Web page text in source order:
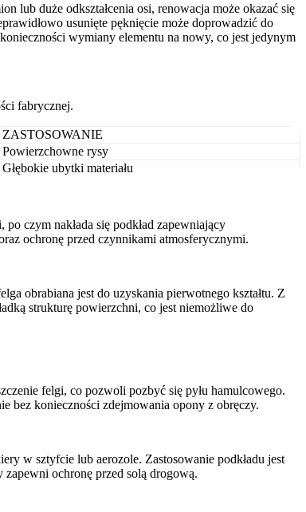
lub duże odkształcenia osi, renowacja może okazać się
usunięte pęknięcie może doprowadzić do
wymiany elementu na nowy, co jest jedynym
fabrycznej.
ZASTOSOWANIE
Powierzchowne rysy
Głębokie ubytki materiału
czym nakłada się podkład zapewniający
ochronę przed czynnikami atmosferycznymi.
obrabiana jest do uzyskania pierwotnego kształtu. Z
strukturę powierzchni, co jest niemożliwe do
felgi, co pozwoli pozbyć się pyłu hamulcowego.
bez konieczności zdejmowania opony z obręczy.
w sztyfcie lub aerozole. Zastosowanie podkładu jest
ochronę przed solą drogową.